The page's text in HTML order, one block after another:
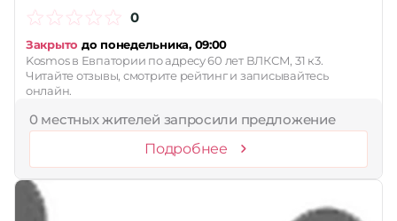
0
Закрыто до понедельника, 09:00
Kosmos в Евпатории по адресу 60 лет ВЛКСМ, 31 к3.
Читайте отзывы, смотрите рейтинг и записывайтесь
онлайн.
0 местных жителей запросили предложение
Подробнее